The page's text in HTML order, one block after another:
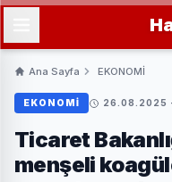
Ana Sayfa EKONOMİ
EKONOMİ 26.08.2025
Ticaret
menşeli